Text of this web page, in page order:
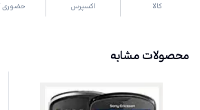
کالا
اکسپرس
حضوری
محصولات مشابه